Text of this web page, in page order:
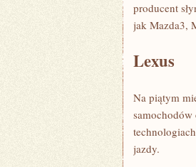
producent
jak Mazda3,
Lexus
Na⁣ piątym
jazdy.